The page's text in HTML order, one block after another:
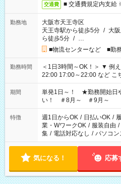
交通費 ■ 交通費規定内支給
勤務地
大阪市天王寺区
天王寺駅から徒歩5分 / 大
ら徒歩5分 / …
■物流センターなど ■勤
勤務時間
＜1日3時間～OK！＞ ▼ 例えば… ▼ 15:00～18:00 15:00～
22:00 17:00～22:00 など こちら以外の時間もお気軽にご相談く
ださい！
期間
単発1日～！ ★勤務開始日
い！ ＃8月～ ＃9月～
特徴 週1日からOK / 日払いOK /
業・WワークOK / 服装自由 /
集 / 電話対応なし / パソコン
気になる！ 応募